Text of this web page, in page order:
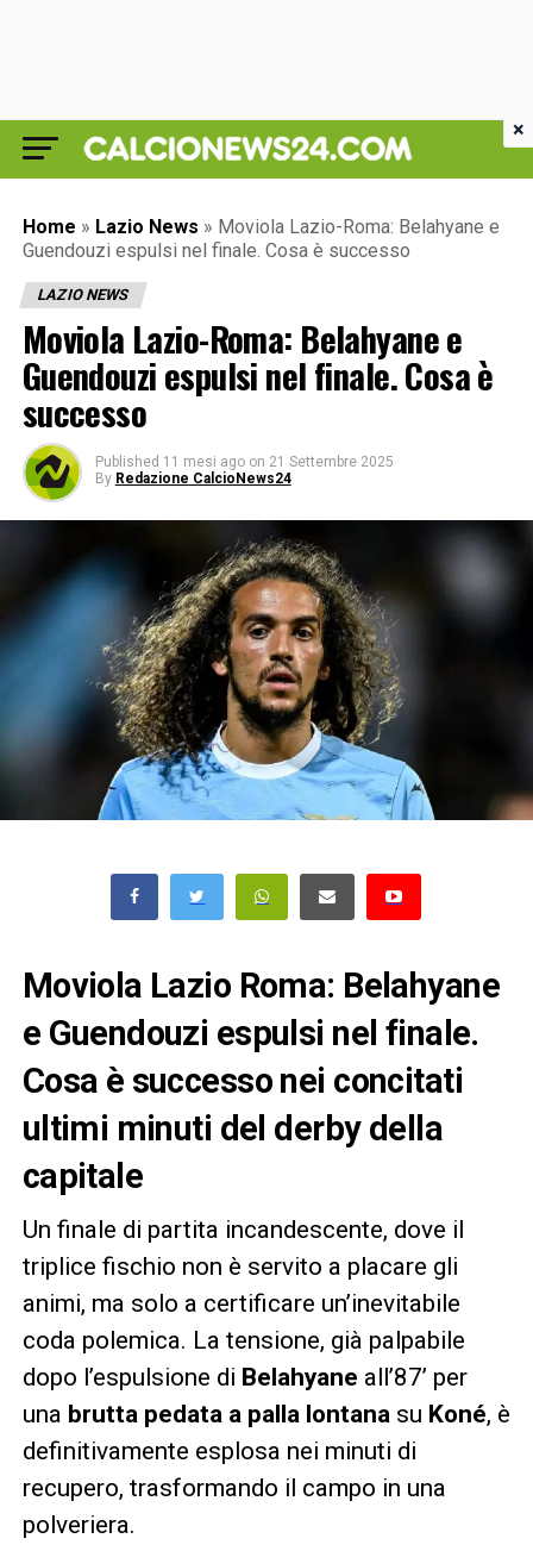
Home » Lazio News » Moviola Lazio-Roma: Belahyane e
Guendouzi espulsi nel finale. Cosa è successo
LAZIO NEWS
Moviola Lazio-Roma: Belahyane e
Guendouzi espulsi nel finale. Cosa è
successo
Published 11 mesi ago on 21 Settembre 2025
By Redazione CalcioNews24
Moviola Lazio Roma: Belahyane
e Guendouzi espulsi nel finale.
Cosa è successo nei concitati
ultimi minuti del derby della
capitale
Un finale di partita incandescente, dove il
triplice fischio non è servito a placare gli
animi, ma solo a certificare un’inevitabile
coda polemica. La tensione, già palpabile
dopo l’espulsione di Belahyane all’87’ per
una brutta pedata a palla lontana su Koné, è
definitivamente esplosa nei minuti di
recupero, trasformando il campo in una
polveriera.
×